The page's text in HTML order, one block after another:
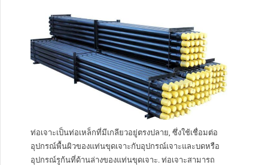
ท่อเจาะเป็นท่อเหล็กที่มีเกลียวอยู่ตรงปลาย, ซึ่งใช้เชื่อมต่อ
อุปกรณ์พื้นผิวของแท่นขุดเจาะกับอุปกรณ์เจาะและบดหรือ
อุปกรณ์รูก้นที่ด้านล่างของแท่นขุดเจาะ. ท่อเจาะสามารถ